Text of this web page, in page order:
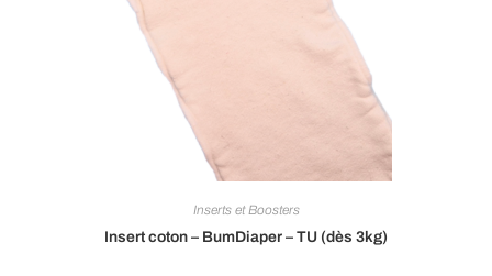
Inserts et Boosters
Insert coton – BumDiaper – TU (dès 3kg)